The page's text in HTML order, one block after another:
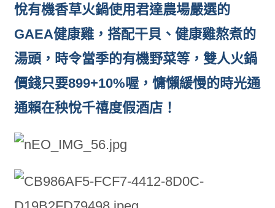
悅有機香草火鍋使用君達農場嚴選的
GAEA健康雞，搭配干貝、健康雞熬煮的
湯頭，時令當季的有機野菜等，雙人火鍋
價錢只要899+10%喔，慵懶緩慢的時光通
通賴在秧悅千禧度假酒店！